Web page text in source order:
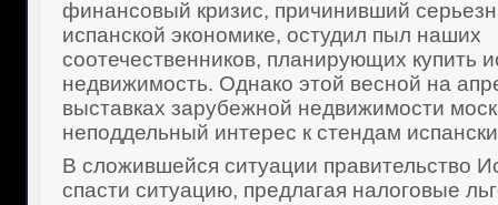
финансовый кризис, причинивший
испанской экономике, остудил пыл наших
соотечественников, планирующих купить
недвижимость. Однако этой весной на
выставках зарубежной недвижимости
неподдельный интерес к стендам
В сложившейся ситуации правительство
спасти ситуацию, предлагая налоговые